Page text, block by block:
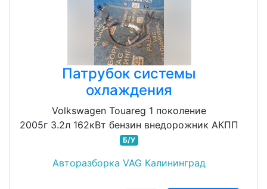
Патрубок системы
охлаждения
Volkswagen Touareg 1 поколение
2005г 3.2л 162кВт бензин внедорожник АКПП
Б/У
Авторазборка VAG Калининград